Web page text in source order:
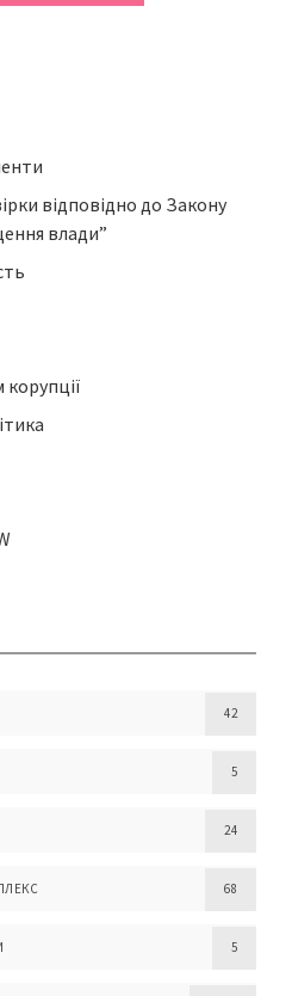
відповідно до Закону
влади”
42
5
24
68
5